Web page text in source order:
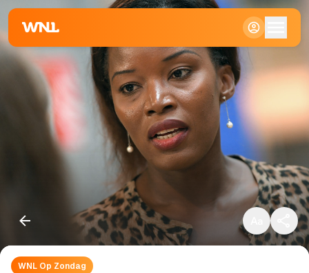
Klein
Standaard
WNL Op Zondag